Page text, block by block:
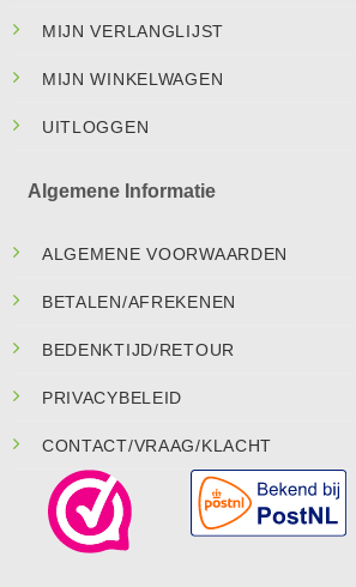
MIJN VERLANGLIJST
MIJN WINKELWAGEN
UITLOGGEN
Algemene Informatie
ALGEMENE VOORWAARDEN
BETALEN/AFREKENEN
BEDENKTIJD/RETOUR
PRIVACYBELEID
CONTACT/VRAAG/KLACHT